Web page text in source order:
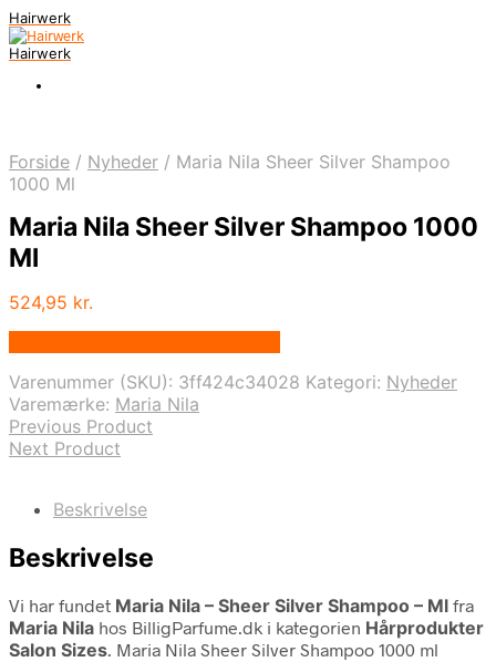
Hairwerk
Hairwerk
Forside / Nyheder / Maria Nila Sheer Silver Shampoo
1000 Ml
Maria Nila Sheer Silver Shampoo 1000
Ml
524,95 kr.
Varenummer (SKU): 3ff424c34028 Kategori: Nyheder
Varemærke: Maria Nila
Previous Product
Next Product
Beskrivelse
Beskrivelse
Vi har fundet Maria Nila – Sheer Silver Shampoo – Ml fra
Maria Nila hos BilligParfume.dk i kategorien Hårprodukter
Salon Sizes. Maria Nila Sheer Silver Shampoo 1000 ml